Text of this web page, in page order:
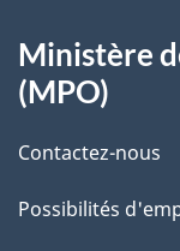
a
i
l
s
propos
de
ce
site
Ministère
(MPO)
Contactez-nous
Possibilités